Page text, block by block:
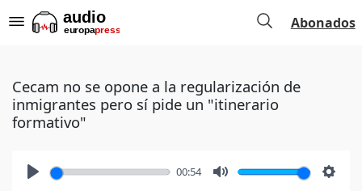
Abonados
Cecam no se opone a la regularización de
inmigrantes pero sí pide un "itinerario
formativo"
00:54